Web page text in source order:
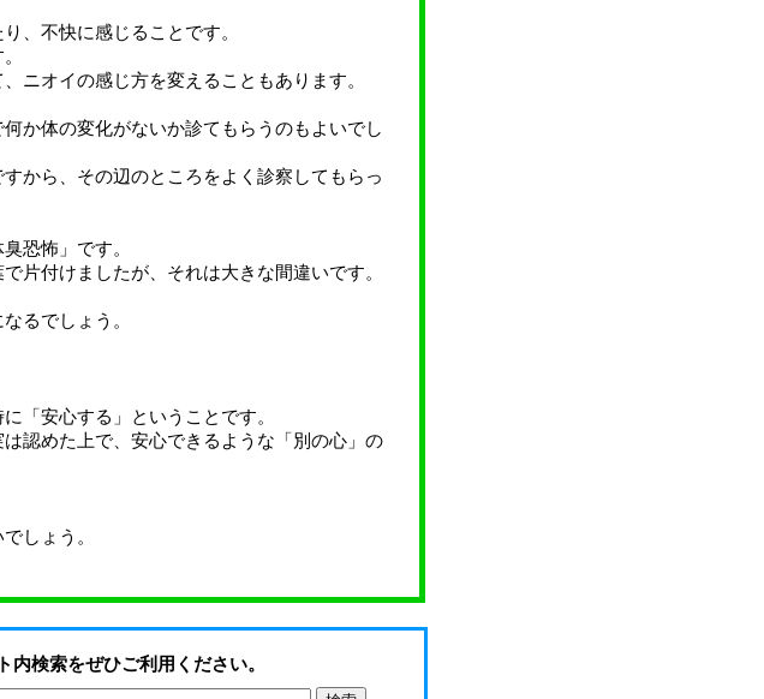
、不快に感じることです。
ニオイの感じ方を変えることもあります。
か体の変化がないか診てもらうのもよいでし
から、その辺のところをよく診察してもらっ
恐怖」です。
片付けましたが、それは大きな間違いです。
るでしょう。
「安心する」ということです。
認めた上で、安心できるような「別の心」の
しょう。
検索をぜひご利用ください。